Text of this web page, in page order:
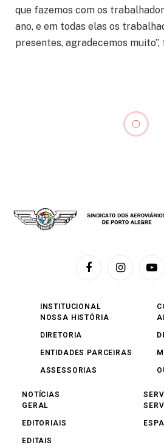
que fazemos com os
ano, e em todas elas os
presentes, agradecemos
FacebookInstagram
INSTITUCIONAL
NOSSA HISTÓRIA
DIRETORIA
ENTIDADES PARCEIRAS
ASSESSORIAS
NOTÍCIAS
GERAL
EDITORIAIS
EDITAIS